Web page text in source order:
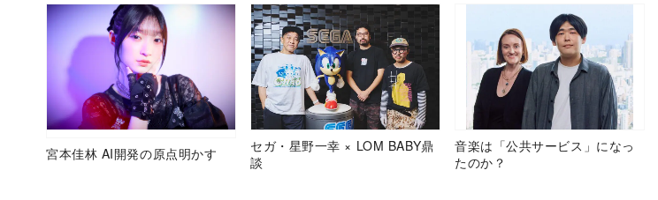
宮本佳林 AI開発の原点明かす
セガ・星野一幸 × LOM BABY鼎
談
音楽は「公共サービス」になっ
たのか？